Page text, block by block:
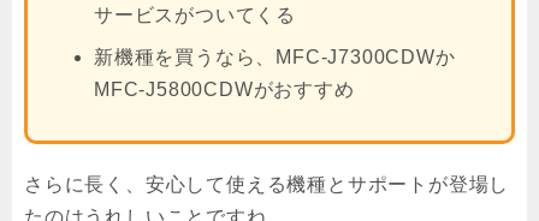
サービスがついてくる
新機種を買うなら、MFC-J7300CDWか
MFC-J5800CDWがおすすめ
さらに長く、安心して使える機種とサポートが登場し